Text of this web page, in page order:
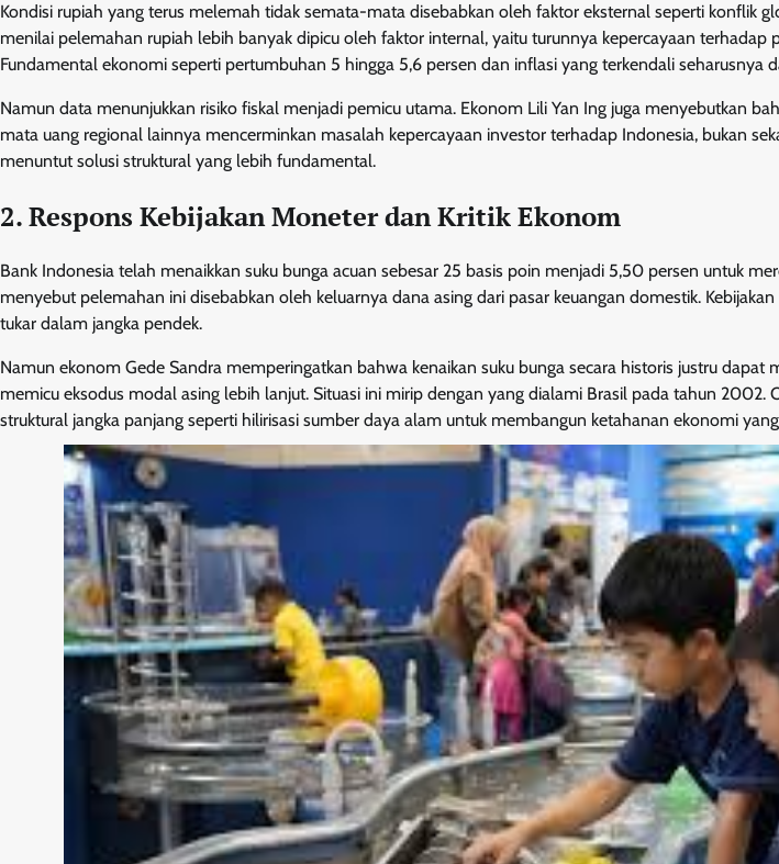
Kondisi rupiah yang terus melemah tidak semata-mata disebabkan oleh faktor eksternal seperti konflik
menilai pelemahan rupiah lebih banyak dipicu oleh faktor internal, yaitu turunnya kepercayaan terhadap
Fundamental ekonomi seperti pertumbuhan 5 hingga 5,6 persen dan inflasi yang terkendali seharusnya
Namun data menunjukkan risiko fiskal menjadi pemicu utama. Ekonom Lili Yan Ing juga menyebutkan
mata uang regional lainnya mencerminkan masalah kepercayaan investor terhadap Indonesia, bukan
menuntut solusi struktural yang lebih fundamental.
2. Respons Kebijakan Moneter dan Kritik Ekonom
Bank Indonesia telah menaikkan suku bunga acuan sebesar 25 basis poin menjadi 5,50 persen untuk
menyebut pelemahan ini disebabkan oleh keluarnya dana asing dari pasar keuangan domestik.
tukar dalam jangka pendek.
Namun ekonom Gede Sandra memperingatkan bahwa kenaikan suku bunga secara historis justru dapat
memicu eksodus modal asing lebih lanjut. Situasi ini mirip dengan yang dialami Brasil pada tahun 2002.
struktural jangka panjang seperti hilirisasi sumber daya alam untuk membangun ketahanan ekonomi